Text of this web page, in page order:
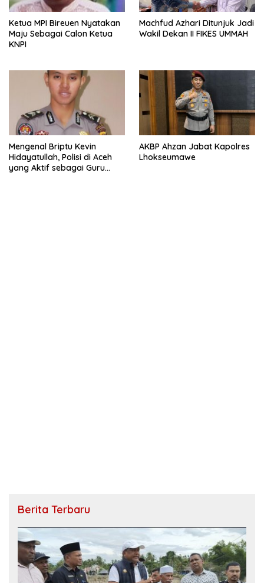
Ketua MPI Bireuen Nyatakan
Maju Sebagai Calon Ketua
KNPI
Machfud Azhari Ditunjuk Jadi
Wakil Dekan II FIKES UMMAH
Mengenal Briptu Kevin
Hidayatullah, Polisi di Aceh
yang Aktif sebagai Guru
AKBP Ahzan Jabat Kapolres
Lhokseumawe
Berita Terbaru